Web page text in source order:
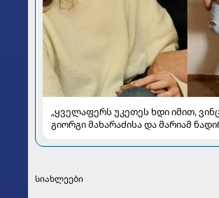
„ყველაფერს უკეთეს ხდი იმით, ვინც
გიორგი მახარაძისა და მარიამ
სიახლეები